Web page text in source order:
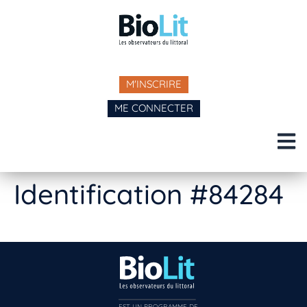
M'INSCRIRE
ME CONNECTER
Identification #84284